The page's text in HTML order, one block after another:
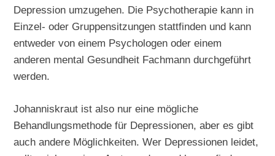
Depression umzugehen. Die Psychotherapie kann in
Einzel- oder Gruppensitzungen stattfinden und kann
entweder von einem Psychologen oder einem
anderen mental Gesundheit Fachmann durchgeführt
werden.
Johanniskraut ist also nur eine mögliche
Behandlungsmethode für Depressionen, aber es gibt
auch andere Möglichkeiten. Wer Depressionen leidet,